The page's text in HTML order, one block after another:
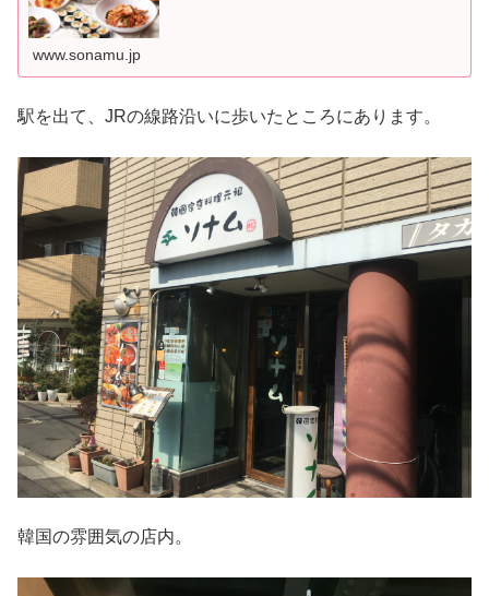
www.sonamu.jp
駅を出て、JRの線路沿いに歩いたところにあります。
韓国の雰囲気の店内。